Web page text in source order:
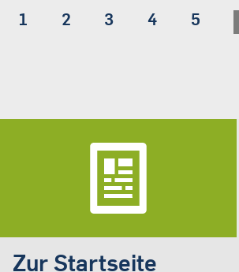
Seite
1 Seite
2 Seite
3 Seite
4 Seite
5
Zur Startseite